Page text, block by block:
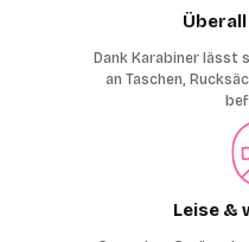
Dank Karabiner lässt
an Taschen,
Leise &